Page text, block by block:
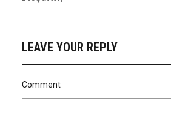
LEAVE YOUR REPLY
Comment